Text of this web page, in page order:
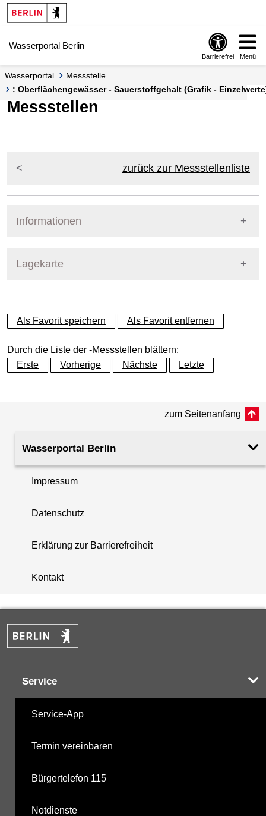
Springe zur Navigation
Springe zum Inhalt
Wasserportal Berlin
Barrierefrei Menü
Wasserportal
Messstelle
: Oberflächengewässer - Sauerstoffgehalt (Grafik -
Messstellen
zurück zur Messstellenliste
Informationen
Lagekarte
+
−
+
−
Als Favorit speichern Als Favorit entfernen
Durch die Liste der -Messstellen blättern:
Erste
Vorherige Nächste Letzte
zum Seitenanfang
Wasserportal Berlin
Impressum
Datenschutz
Erklärung zur Barrierefreiheit
Kontakt
Service
Service-App
Termin vereinbaren
Bürgertelefon 115
Notdienste